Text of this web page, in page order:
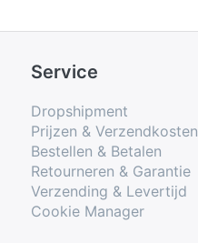
Service
Dropshipment
Prijzen & Verzendkosten
Bestellen & Betalen
Retourneren & Garantie
Verzending & Levertijd
Cookie Manager